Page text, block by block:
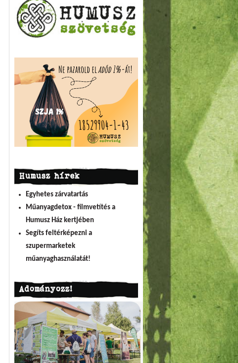
Humusz hírek
Egyhetes zárvatartás
Műanyagdetox - filmvetítés a
Humusz Ház kertjében
Segíts feltérképezni a
szupermarketek
műanyaghasználatát!
Adományozz!